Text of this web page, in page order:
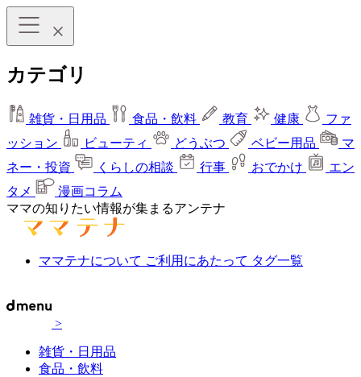
カテゴリ
雑貨・日用品 食品・飲料 教育 健康
ファ
ッション
ビューティ どうぶつ ベビー用品
マ
ネー・投資
くらしの相談 行事 おでかけ
エン
タメ
漫画コラム
ママの知りたい情報が集まるアンテナ
ママテナについて ご利用にあたって タグ一覧
>
雑貨・日用品
食品・飲料